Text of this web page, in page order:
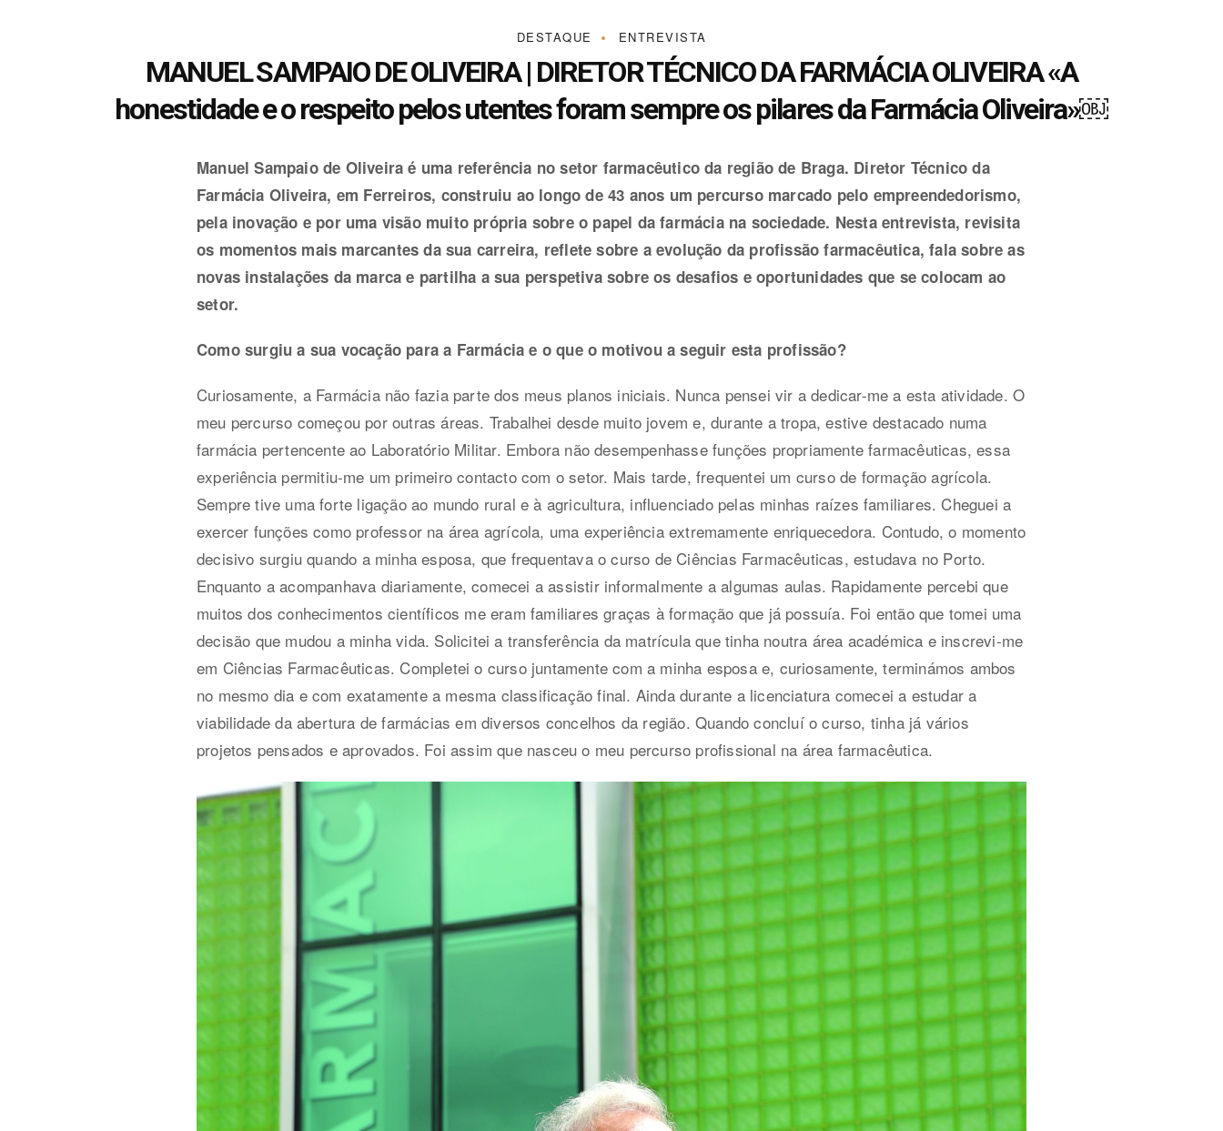
DESTAQUE ENTREVISTA
MANUEL SAMPAIO DE OLIVEIRA | DIRETOR TÉCNICO DA FARMÁCIA OLIVEIRA «A
honestidade e o respeito pelos utentes foram sempre os pilares da Farmácia Oliveira»￼
Manuel Sampaio de Oliveira é uma referência no setor farmacêutico da região de Braga. Diretor Técnico da
Farmácia Oliveira, em Ferreiros, construiu ao longo de 43 anos um percurso marcado pelo empreendedorismo,
pela inovação e por uma visão muito própria sobre o papel da farmácia na sociedade. Nesta entrevista, revisita
os momentos mais marcantes da sua carreira, reflete sobre a evolução da profissão farmacêutica, fala sobre as
novas instalações da marca e partilha a sua perspetiva sobre os desafios e oportunidades que se colocam ao
setor.
Como surgiu a sua vocação para a Farmácia e o que o motivou a seguir esta profissão?
Curiosamente, a Farmácia não fazia parte dos meus planos iniciais. Nunca pensei vir a dedicar-me a esta atividade. O
meu percurso começou por outras áreas. Trabalhei desde muito jovem e, durante a tropa, estive destacado numa
farmácia pertencente ao Laboratório Militar. Embora não desempenhasse funções propriamente farmacêuticas, essa
experiência permitiu-me um primeiro contacto com o setor. Mais tarde, frequentei um curso de formação agrícola.
Sempre tive uma forte ligação ao mundo rural e à agricultura, influenciado pelas minhas raízes familiares. Cheguei a
exercer funções como professor na área agrícola, uma experiência extremamente enriquecedora. Contudo, o momento
decisivo surgiu quando a minha esposa, que frequentava o curso de Ciências Farmacêuticas, estudava no Porto.
Enquanto a acompanhava diariamente, comecei a assistir informalmente a algumas aulas. Rapidamente percebi que
muitos dos conhecimentos científicos me eram familiares graças à formação que já possuía. Foi então que tomei uma
decisão que mudou a minha vida. Solicitei a transferência da matrícula que tinha noutra área académica e inscrevi-me
em Ciências Farmacêuticas. Completei o curso juntamente com a minha esposa e, curiosamente, terminámos ambos
no mesmo dia e com exatamente a mesma classificação final. Ainda durante a licenciatura comecei a estudar a
viabilidade da abertura de farmácias em diversos concelhos da região. Quando concluí o curso, tinha já vários
projetos pensados e aprovados. Foi assim que nasceu o meu percurso profissional na área farmacêutica.